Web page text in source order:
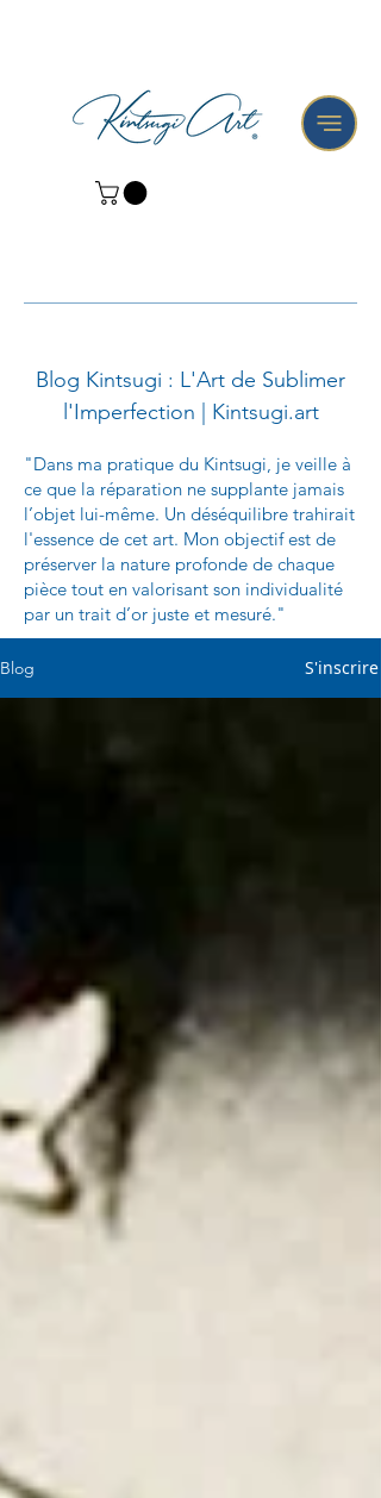
Blog Kintsugi : L'Art de Sublimer
l'Imperfection | Kintsugi.art
"Dans ma pratique du Kintsugi, je veille à
ce que la réparation ne supplante jamais
l’objet lui-même. Un déséquilibre trahirait
l'essence de cet art. Mon objectif est de
préserver la nature profonde de chaque
pièce tout en valorisant son individualité
par un trait d’or juste et mesuré."
Blog S'inscrire